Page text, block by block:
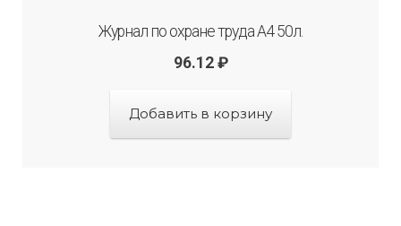
Журнал по охране труда А4 50л.
96.12 ₽
Добавить в корзину